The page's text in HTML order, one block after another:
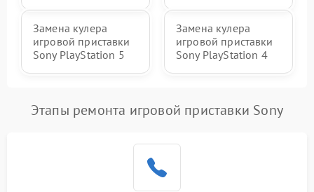
Замена кулера
игровой приставки
Sony PlayStation 5
Замена кулера
игровой приставки
Sony PlayStation 4
Этапы ремонта игровой приставки Sony